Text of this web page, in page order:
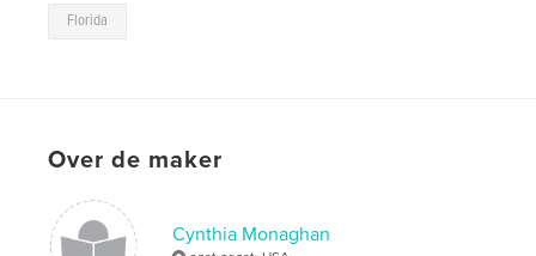
Florida
Over de maker
Cynthia Monaghan